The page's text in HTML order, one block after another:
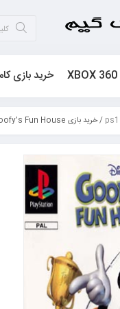
خرید بازی
/ خرید بازی Goofy’s Fun House برای ps1